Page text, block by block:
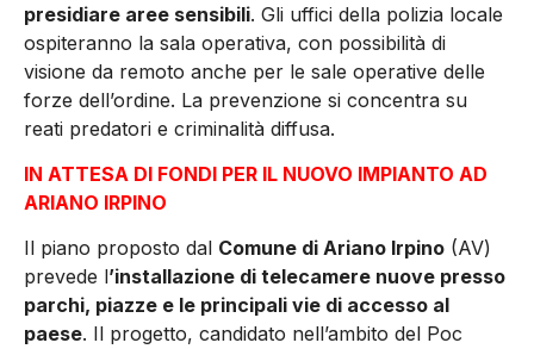
presidiare aree sensibili. Gli uffici della polizia locale
ospiteranno la sala operativa, con possibilità di
visione da remoto anche per le sale operative delle
forze dell’ordine. La prevenzione si concentra su
reati predatori e criminalità diffusa.
IN ATTESA DI FONDI PER IL NUOVO IMPIANTO AD
ARIANO IRPINO
Il piano proposto dal Comune di Ariano Irpino (AV)
prevede l’installazione di telecamere nuove presso
parchi, piazze e le principali vie di accesso al
paese. Il progetto, candidato nell’ambito del Poc